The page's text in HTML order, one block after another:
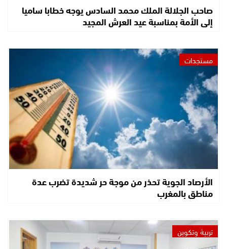
صاحب الجلالة الملك محمد السادس يوجه خطابا ساميا
إلى الأمة بمناسبة عيد العرش المجيد
مستجدات
الأرصاد الجوية تحذر من موجة حر شديدة تضرب عدة
مناطق بالمغرب
تربية وتكوين